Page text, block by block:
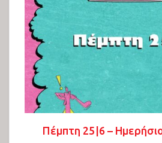
Πέμπτη 25|6 –